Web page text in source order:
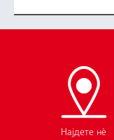
Најдете нѐ